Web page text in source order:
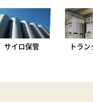
サイロ保管 トラ